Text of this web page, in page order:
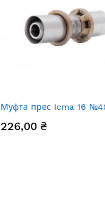
Муфта прес Icma 16
226,00 ₴